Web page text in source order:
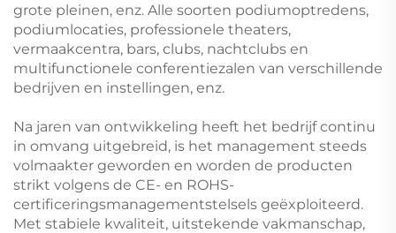
grote pleinen, enz. Alle soorten podiumoptredens,
podiumlocaties, professionele theaters,
vermaakcentra, bars, clubs, nachtclubs en
multifunctionele conferentiezalen van verschillende
bedrijven en instellingen, enz.
Na jaren van ontwikkeling heeft het bedrijf continu
in omvang uitgebreid, is het management steeds
volmaakter geworden en worden de producten
strikt volgens de CE- en ROHS-
certificeringsmanagementstelsels geëxploiteerd.
Met stabiele kwaliteit, uitstekende vakmanschap,